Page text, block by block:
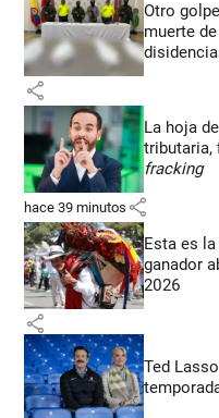
Otro
muerte
share
La hoja
tributaria,
fracking
hace 39 minutos share
Esta es
ganador
2026
share
Ted